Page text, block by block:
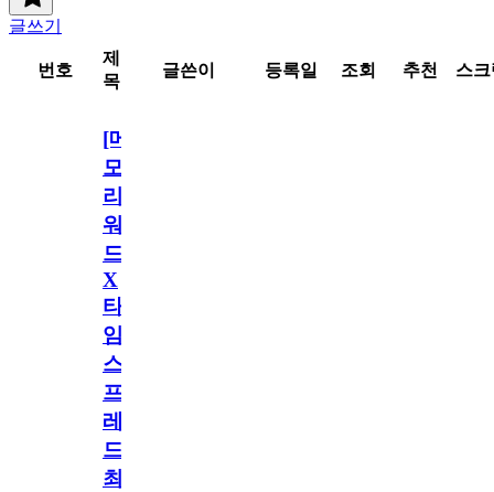
글쓰기
번호
제
목
글쓴이 등록일 조회 추천 스
[메
모
리
워
드
X
타
임
스
프
레
드]
최